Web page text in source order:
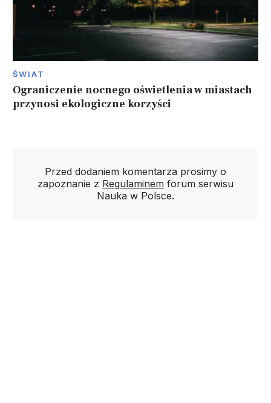
ŚWIAT
Ograniczenie nocnego oświetlenia w miastach
przynosi ekologiczne korzyści
Przed dodaniem komentarza prosimy o
zapoznanie z Regulaminem forum serwisu
Nauka w Polsce.